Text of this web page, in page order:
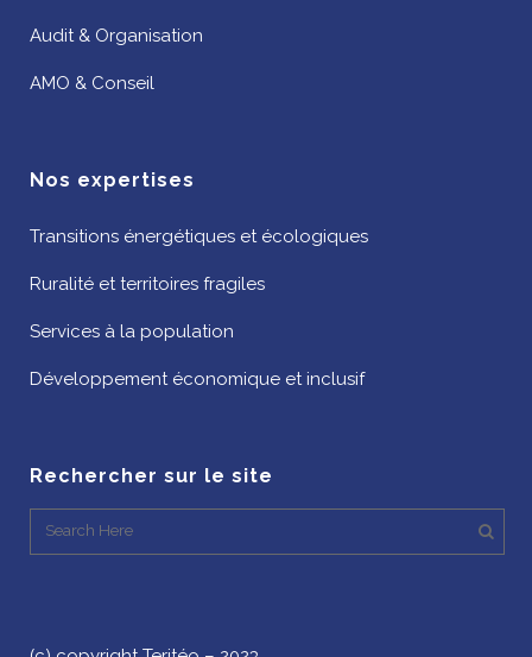
Audit & Organisation
AMO & Conseil
Nos expertises
Transitions énergétiques et écologiques
Ruralité et territoires fragiles
Services à la population
Développement économique et inclusif
Rechercher sur le site